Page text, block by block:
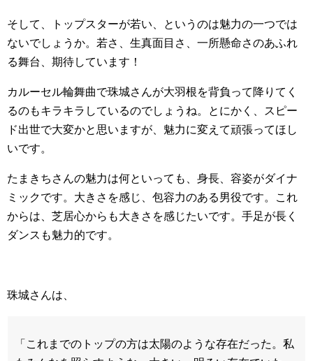
そして、トップスターが若い、というのは魅力の一つでは
ないでしょうか。若さ、生真面目さ、一所懸命さのあふれ
る舞台、期待しています！
カルーセル輪舞曲で珠城さんが大羽根を背負って降りてく
るのもキラキラしているのでしょうね。とにかく、スピー
ド出世で大変かと思いますが、魅力に変えて頑張ってほし
いです。
たまきちさんの魅力は何といっても、身長、容姿がダイナ
ミックです。大きさを感じ、包容力のある男役です。これ
からは、芝居心からも大きさを感じたいです。手足が長く
ダンスも魅力的です。
珠城さんは、
「これまでのトップの方は太陽のような存在だった。私